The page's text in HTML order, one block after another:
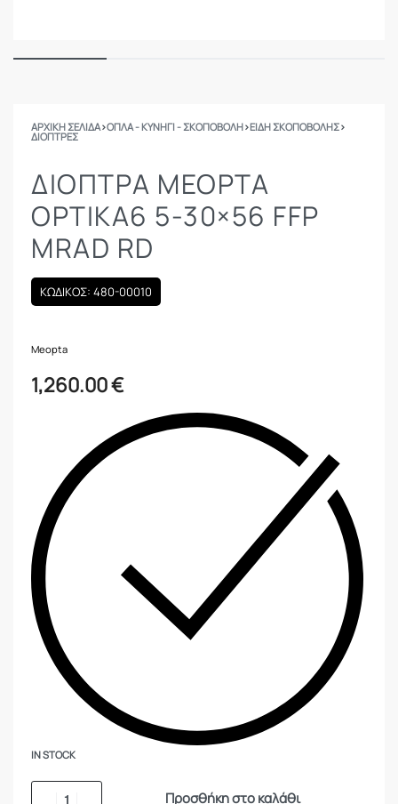
ΑΡΧΙΚΉ ΣΕΛΊΔΑ›ΟΠΛΑ - ΚΥΝΗΓΙ - ΣΚΟΠΟΒΟΛΗ›ΕΙΔΗ ΣΚΟΠΟΒΟΛΗΣ›
ΔΙΌΠΤΡΕΣ
ΔΙΌΠΤΡΑ MEOPTA
OPTIKA6 5-30×56 FFP
MRAD RD
ΚΩΔΙΚΟΣ: 480-00010
Meopta
1,260.00€
IN STOCK
Προσθήκη στο καλάθι